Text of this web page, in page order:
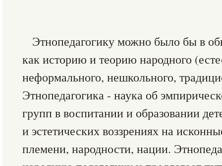
Этнопедагогику можно было бы в
как историю и теорию народного
неформального, нешкольного,
Этнопедагогика - наука об
групп в воспитании и образовании
и эстетических воззрениях на
племени, народности, нации.